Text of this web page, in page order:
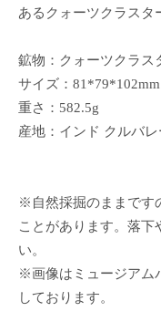
あるクォーツクラスタ
鉱物：クォーツクラス
サイズ：81*79*102mm
重さ：582.5g
産地：インド クルバレ
※自然採掘のままです
ことがあります。落下
い。
※画像はミュージアム
しております。